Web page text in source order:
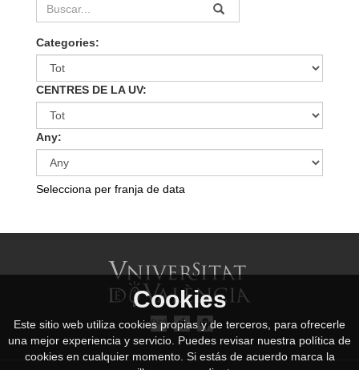
Categories:
CENTRES DE LA UV:
Any:
Selecciona per franja de data
Cookies
Este sitio web utiliza cookies propias y de terceros, para ofrecerle
una mejor experiencia y servicio. Puedes revisar nuestra política de
cookies en cualquier momento. Si estás de acuerdo marca la